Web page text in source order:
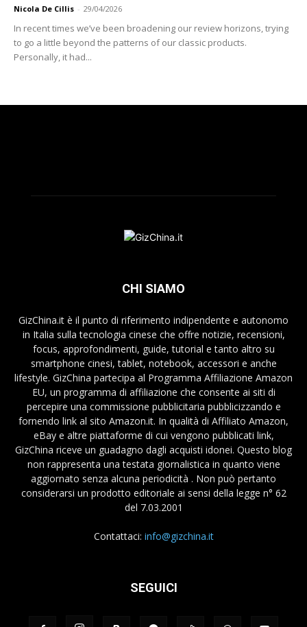
Nicola De Cillis - 29/04/2026
In recent times we’ve been broadening our review horizons, trying
to go a little beyond the patterns of our classic products.
Personally, it had...
CHI SIAMO
GizChina.it è il punto di riferimento indipendente e autonomo
in Italia sulla tecnologia cinese che offre notizie, recensioni,
focus, approfondimenti, guide, tutorial e tanto altro su
smartphone cinesi, tablet, notebook, accessori e anche
lifestyle. GizChina partecipa al Programma Affiliazione Amazon
EU, un programma di affiliazione che consente ai siti di
percepire una commissione pubblicitaria pubblicizzando e
fornendo link al sito Amazon.it. In qualità di Affiliato Amazon,
eBay e altre piattaforme di cui vengono pubblicati link,
GizChina riceve un guadagno dagli acquisti idonei. Questo blog
non rappresenta una testata giornalistica in quanto viene
aggiornato senza alcuna periodicità . Non può pertanto
considerarsi un prodotto editoriale ai sensi della legge n° 62
del 7.03.2001
Contattaci: info@gizchina.it
SEGUICI